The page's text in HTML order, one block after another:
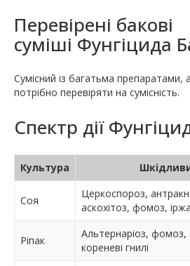
Перевірені бакові
суміші Фунгіцида
Сумісний із багатьма препаратами,
потрібно перевіряти на сумісність.
Спектр дії
Культура
Соя
Церкоспороз,
аскохітоз, фомоз, іржа
Ріпак
Альтернаріоз,
кореневі гнилі